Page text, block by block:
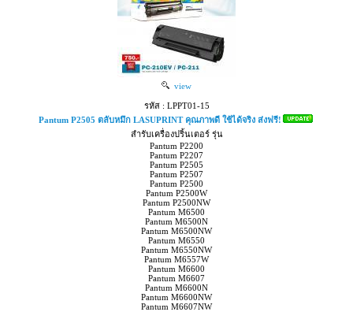
view
รหัส : LPPT01-15
Pantum P2505 ตลับหมึก LASUPRINT คุณภาพดี ใช้ได้จริง ส่งฟรี!
สำรับเครื่องปริ้นเตอร์ รุ่น
Pantum P2200
Pantum P2207
Pantum P2505
Pantum P2507
Pantum P2500
Pantum P2500W
Pantum P2500NW
Pantum M6500
Pantum M6500N
Pantum M6500NW
Pantum M6550
Pantum M6550NW
Pantum M6557W
Pantum M6600
Pantum M6607
Pantum M6600N
Pantum M6600NW
Pantum M6607NW